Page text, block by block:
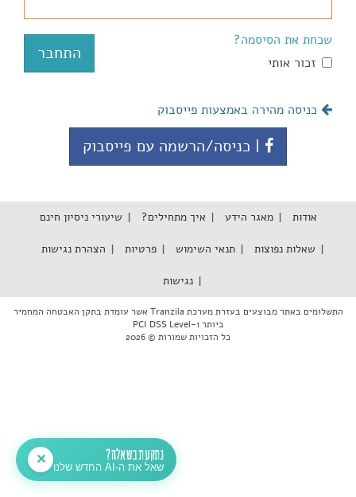
שכחת את הסיסמה?
זכור אותי
כניסה מהירה באמצעות פייסבוק
| כניסה/הרשמה עם פייסבוק
אודות מאגר הידע איך מתחילים? שיעורי ניסיון חינם
שאלות נפוצות תנאי השימוש פרטיות הצהרת נגישות
נגישות
התשלומים באתר מבוצעים בעזרת מערכת Tranzila אשר עומדת בתקן האבטחה המחמיר
ביותר PCI DSS Level-1
כל הזכויות שמורות © 2026
נתקעת בשאלה?
שאל את ה-AI החדש שלנו
✕